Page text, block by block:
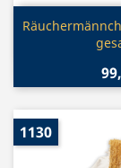

1130